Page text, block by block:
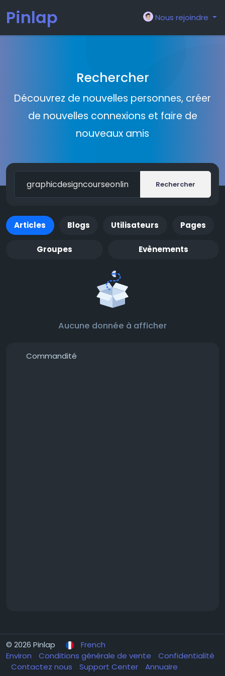
Pinlap Nous rejoindre
Rechercher
Découvrez de nouvelles personnes, créer
de nouvelles connexions et faire de
nouveaux amis
Rechercher
Articles Blogs Utilisateurs Pages
Groupes Evènements
Aucune donnée à afficher
Commandité
© 2026 Pinlap
French
Environ
Conditions générale de vente
Confidentialité
Contactez nous
Support Center Annuaire